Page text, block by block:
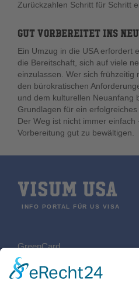
Zurückzahlen Schritt für Schritt
GUT VORBEREITET INS
Ein Umzug in die USA erfordert
die Bereitschaft, sich auf viele
einzulassen. Wer sich frühzeitig
den bürokratischen
und dem kulturellen Neuanfang
Grundlagen für ein erfolgreiches
Der Weg ist nicht immer
Vorbereitung gut zu bewältigen.
VISUM USA
INFO PORTAL FÜR US VISA
GreenCard
REISEN
B2 Visum